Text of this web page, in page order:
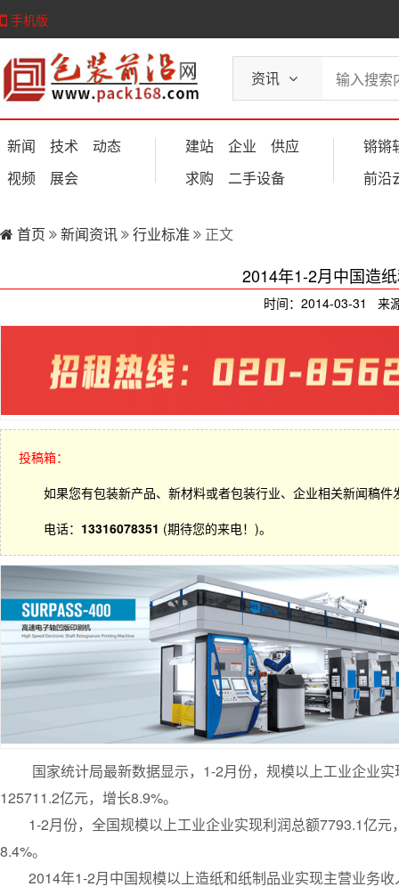
手机版
资讯
新闻 技术
动态
视频
展会
建站 企业
供应
求购
二手设备
锵锵
前沿
首页 新闻资讯 行业标准 正文
2014年1-2月中国造
时间：2014-03-31 来
投稿箱：
如果您有包装新产品、新材料或者包装行业、企业相关新闻稿
电话： 13316078351 (期待您的来电！)。
国家统计局最新数据显示，1-2月份，规模以上工业企业实
125711.2亿元，增长8.9%。
1-2月份，全国规模以上工业企业实现利润总额7793.1亿元
8.4%。
2014年1-2月中国规模以上造纸和纸制品业实现主营业务收